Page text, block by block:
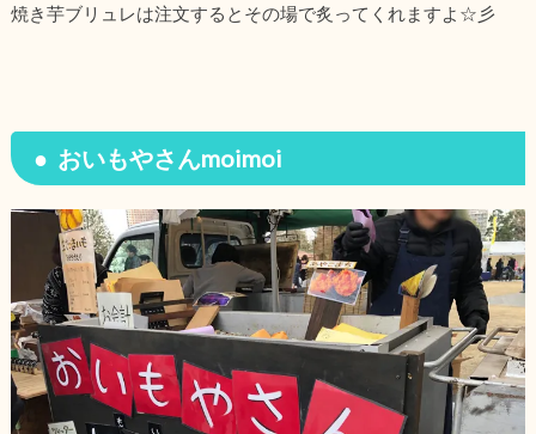
焼き芋ブリュレは注文するとその場で炙ってくれますよ☆彡
おいもやさんmoimoi